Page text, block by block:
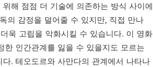
해 점점 더 기술에 의존하는 방식 사이에
의 감정을 덜어줄 수 있지만, 직접 만나
욱 고립을 악화시킬 수 있습니다. 이 영화
한 인간관계를 잃을 수 있을지도 모르는
. 테오도르와 사만다의 관계에서 나타나